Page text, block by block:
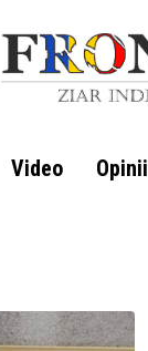
Video Opinii